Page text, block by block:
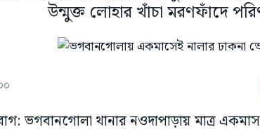
উন্মুক্ত লোহার খাঁচা মরণফাঁদে
ভগবানগোলা থানার নওদাপাড়ায় মাত্র